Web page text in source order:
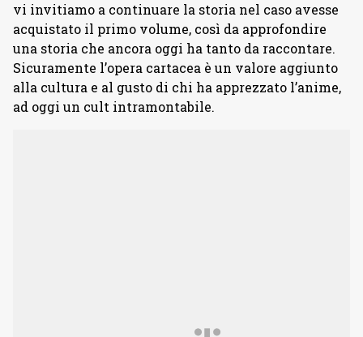
vi invitiamo a continuare la storia nel caso avesse
acquistato il primo volume, così da approfondire
una storia che ancora oggi ha tanto da raccontare.
Sicuramente l’opera cartacea è un valore aggiunto
alla cultura e al gusto di chi ha apprezzato l’anime,
ad oggi un cult intramontabile.